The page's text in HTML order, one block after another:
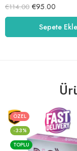
5 üzerinden
5.00oy aldı
€114.00 €95.00
Sepete Ekle
ÖZEL
-33%
TOPLU